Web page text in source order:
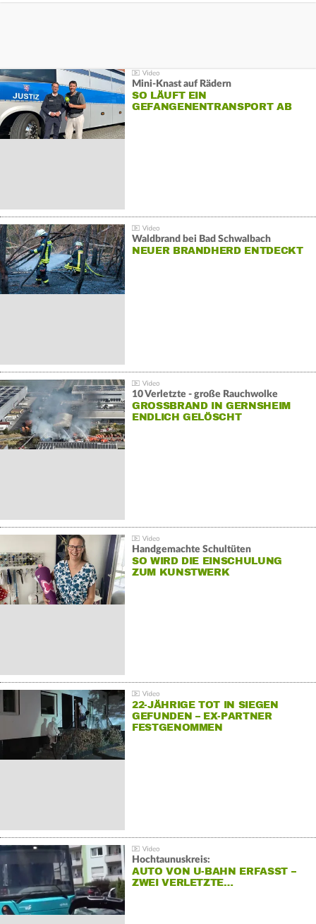
Mini-Knast auf Rädern
SO LÄUFT EIN
GEFANGENENTRANSPORT AB
Waldbrand bei Bad Schwalbach
NEUER BRANDHERD ENTDECKT
10 Verletzte - große Rauchwolke
GROSSBRAND IN GERNSHEIM E
NDLICH GELÖSCHT
Handgemachte Schultüten
SO WIRD DIE EINSCHULUNG
ZUM KUNSTWERK
22-JÄHRIGE TOT IN SIEGEN
GEFUNDEN – EX-PARTNER
FESTGENOMMEN
Hochtaunuskreis:
AUTO VON U-BAHN ERFASST –
ZWEI VERLETZTE…